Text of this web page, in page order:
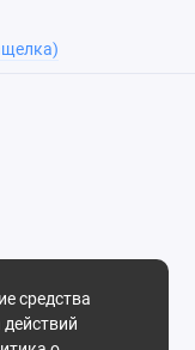
средства